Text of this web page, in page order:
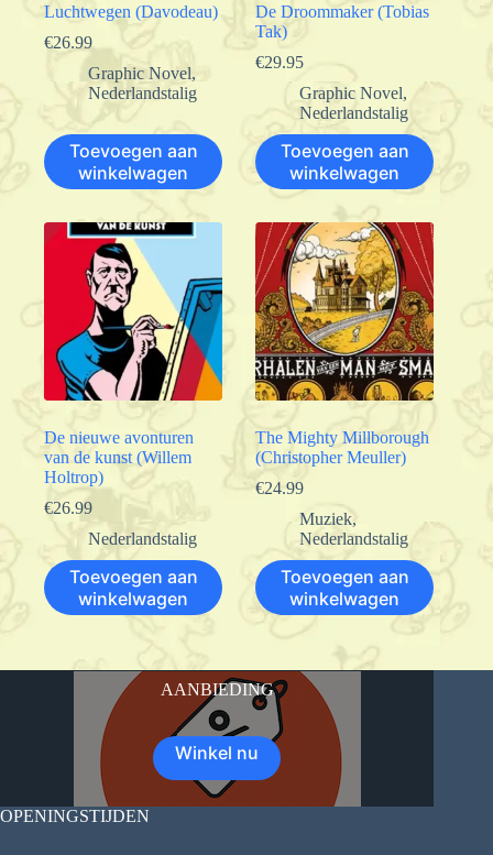
Luchtwegen (Davodeau)
€26.99
Graphic Novel,
Nederlandstalig
Toevoegen aan
winkelwagen
De Droommaker (Tobias
Tak)
€29.95
Graphic Novel,
Nederlandstalig
Toevoegen aan
winkelwagen
De nieuwe avonturen
van de kunst (Willem
Holtrop)
€26.99
Nederlandstalig
Toevoegen aan
winkelwagen
The Mighty Millborough
(Christopher Meuller)
€24.99
Muziek,
Nederlandstalig
Toevoegen aan
winkelwagen
AANBIEDING
Winkel nu
OPENINGSTIJDEN